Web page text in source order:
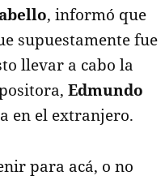
, informó que
supuestamente fue
llevar a cabo la
Edmundo
en el extranjero.
para acá, o no